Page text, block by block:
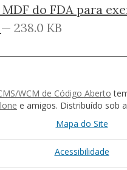
do FDA para
— 238.0 KB
WCM de Código Aberto
e amigos. Distribuído sob a
Mapa do Site
Acessibilidade